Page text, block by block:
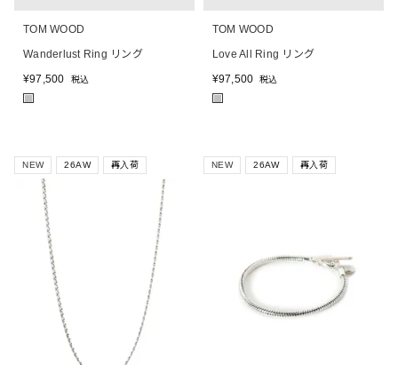
TOM WOOD
Wanderlust Ring リング
¥97,500 税込
TOM WOOD
Love All Ring リング
¥97,500 税込
NEW 26AW 再入荷 NEW 26AW 再入荷